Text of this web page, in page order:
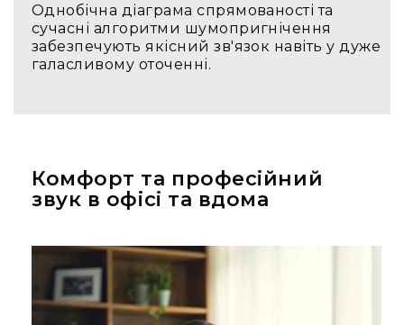
бульбашок
Рідина
для
генераторів
DMX
контролери
передавачі
DMX
контролери
Однобічна діаграма спрямованості та
сучасні алгоритми шумопригнічення
забезпечують якісний зв'язок навіть у дуже
галасливому оточенні.
Комфорт та професійний
звук в офісі та вдома